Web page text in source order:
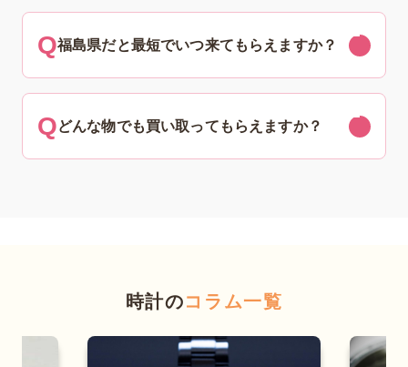
福島県だと最短でいつ来てもらえますか？
どんな物でも買い取ってもらえますか？
時計のコラム一覧